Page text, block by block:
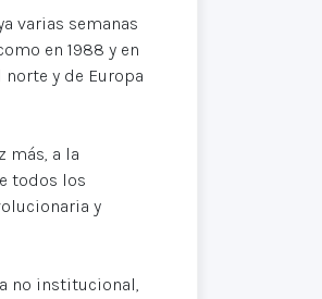
varias semanas
en 1988 y en
y de Europa
más, a la
todos los
y
no institucional,